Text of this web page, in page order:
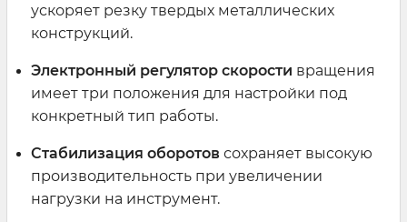
ускоряет резку твердых металлических
конструкций.
Электронный регулятор скорости вращения
имеет три положения для настройки под
конкретный тип работы.
Стабилизация оборотов сохраняет высокую
производительность при увеличении
нагрузки на инструмент.